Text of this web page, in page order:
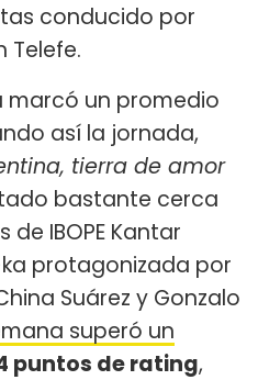
conducido por
Telefe.
marcó un promedio
así la jornada,
tierra de amor
bastante cerca
IBOPE Kantar
protagonizada por
Suárez y Gonzalo
superó un
puntos de rating,